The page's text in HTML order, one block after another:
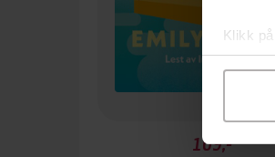
Klikk
109,-